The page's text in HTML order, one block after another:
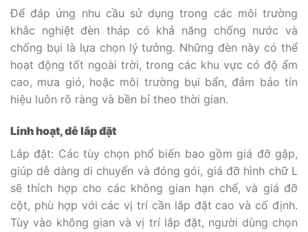
Để đáp ứng nhu cầu sử dụng trong các môi trường
khắc nghiệt đèn tháp có khả năng chống nước và
chống bụi là lựa chọn lý tưởng. Những đèn này có thể
hoạt động tốt ngoài trời, trong các khu vực có độ ẩm
cao, mưa gió, hoặc môi trường bụi bẩn, đảm bảo tín
hiệu luôn rõ ràng và bền bỉ theo thời gian.
Linh hoạt, dễ lắp đặt
Lắp đặt: Các tùy chọn phổ biến bao gồm giá đỡ gập,
giúp dễ dàng di chuyển và đóng gói, giá đỡ hình chữ L
sẽ thích hợp cho các không gian hạn chế, và giá đỡ
cột, phù hợp với các vị trí cần lắp đặt cao và cố định.
Tùy vào không gian và vị trí lắp đặt, người dùng chọn